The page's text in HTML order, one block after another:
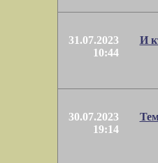
31.07.2023
10:44
И
30.07.2023
19:14